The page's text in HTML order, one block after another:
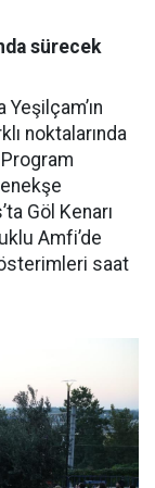
sürecek
noktalarında
Göl Kenarı
Amfi’de
saat